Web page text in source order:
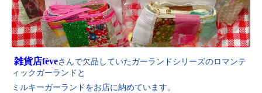
雑貨店fèveさんで欠品していたガーランドシリーズのロマンテ
ィックガーランドと
ミルキーガーランドをお店に納めています。